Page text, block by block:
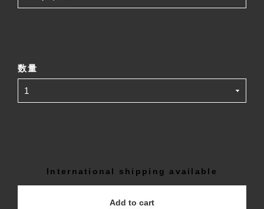
数量
International shipping available
Add to cart